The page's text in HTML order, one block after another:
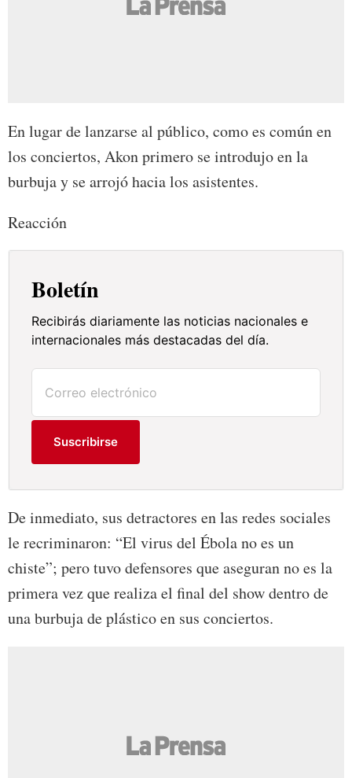
En lugar de lanzarse al público, como es común en
los conciertos, Akon primero se introdujo en la
burbuja y se arrojó hacia los asistentes.
Reacción
Boletín
Recibirás diariamente las noticias nacionales e
internacionales más destacadas del día.
Suscribirse
De inmediato, sus detractores en las redes sociales
le recriminaron: “El virus del Ébola no es un
chiste”; pero tuvo defensores que aseguran no es la
primera vez que realiza el final del show dentro de
una burbuja de plástico en sus conciertos.